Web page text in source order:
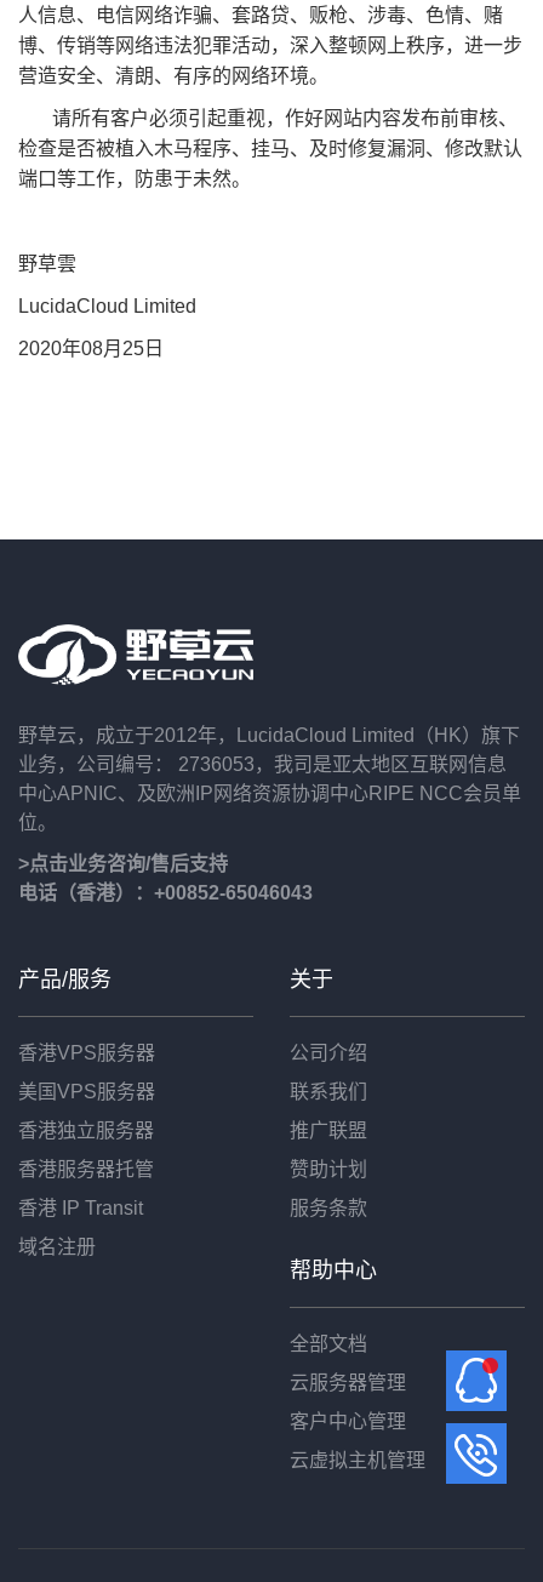
人信息、电信网络诈骗、套路贷、贩枪、涉毒、色情、赌
博、传销等网络违法犯罪活动，深入整顿网上秩序，进一步
营造安全、清朗、有序的网络环境。
请所有客户必须引起重视，作好网站内容发布前审核、
检查是否被植入木马程序、挂马、及时修复漏洞、修改默认
端口等工作，防患于未然。
野草雲
LucidaCloud Limited
2020年08月25日
野草云，成立于2012年，LucidaCloud Limited（HK）旗下
业务，公司编号： 2736053，我司是亚太地区互联网信息
中心APNIC、及欧洲IP网络资源协调中心RIPE NCC会员单
位。
>点击业务咨询/售后支持
电话（香港）：+00852-65046043
产品/服务
香港VPS服务器
美国VPS服务器
香港独立服务器
香港服务器托管
香港 IP Transit
域名注册
关于
公司介绍
联系我们
推广联盟
赞助计划
服务条款
帮助中心
全部文档
云服务器管理
客户中心管理
云虚拟主机管理